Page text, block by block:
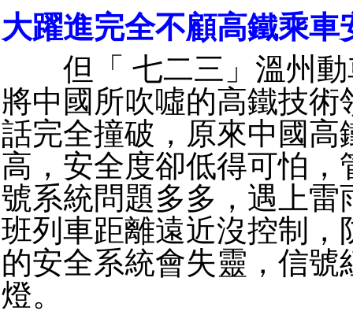
大躍進完全不顧高鐵乘車
但「 七二三」溫州動
將中國所吹噓的高鐵技術
話完全撞破，原來中國高
高，安全度卻低得可怕，
號系統問題多多，遇上雷
班列車距離遠近沒控制，
的安全系統會失靈，信號
燈。